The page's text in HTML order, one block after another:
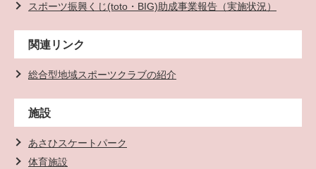
スポーツ振興くじ(toto・BIG)助成事業報告（実施状況）
関連リンク
総合型地域スポーツクラブの紹介
施設
あさひスケートパーク
体育施設